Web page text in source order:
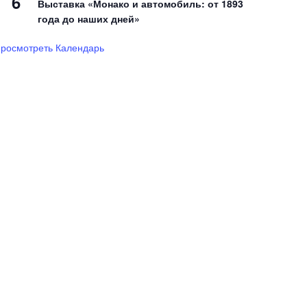
Выставка «Монако и автомобиль: от 1893
года до наших дней»
Календарь